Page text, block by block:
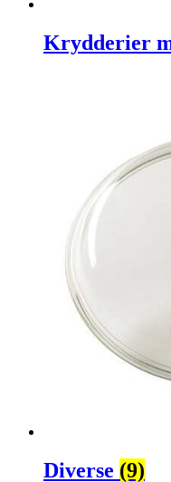
Krydderier
Diverse (9)